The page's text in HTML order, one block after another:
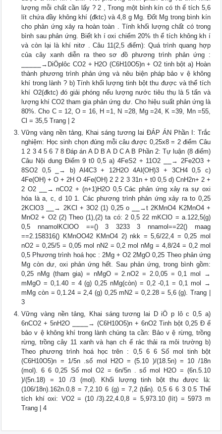
lượng mỗi chất cần lấy ? 2 , Trong một bình kín có th ể tích 5,6
lít chứa đầy không khí (đktc) và 4,8 g Mg. Đốt Mg trong bình kín
cho phản ứng xảy ra hoàn toàn . Tính khối lượng chất có trong
bình sau phản ứng. Biết kh í oxi chiếm 20% th ể tích không kh í
và còn lại là khí nitơ . Câu 11(2,5 điểm): Quá trình quang hợp
của cây xanh diễn ra theo sơ đồ phương trình phản ứng :
⎯⎯⎯⎯⎯→DiÖplôc CO2 + H2O (C6H10O5)n + O2 tinh bột a) Hoàn
thành phương trình phản ứng và nêu biện pháp bảo v ệ không
khí trong lành ? b) Tính khối lượng tinh bột thu được và thể tích
khí O2(đktc) đó giải phóng nếu lượng nước tiêu thụ là 5 tấn và
lượng khí CO2 tham gia phản ứng dư. Cho hiệu suất phản ứng là
80%. Cho C = 12, O = 16, H =1, N =28, Mg =24, K =39, Mn =55,
Cl = 35,5 Trang | 2
Vững vàng nền tảng, Khai sáng tương lai ĐÁP ÁN Phần I: Trắc
nghiệm: Học sinh chọn đúng mỗi câu được 0,25x8 = 2 điểm Câu
1 2 3 4 5 6 7 8 Đáp án A D B A D C A B Phần 2: Tự luận (8 điểm)
Câu Nội dung Điểm 9 t0 0,5 a) 4FeS2 + 11O2 ⎯⎯→ 2Fe2O3 +
8SO2 0,5 ⎯→ b) Al4C3 + 12H2O 4Al(OH)3 + 3CH4 0,5 c)
4Fe(OH) + O + 2H O 4Fe(OH) 2 2 2 3 31n + t0 0,5 d) CnH2n+ 2 +
2 O2 ⎯⎯→ nCO2 + (n+1)H2O 0,5 Các phản ứng xảy ra sự oxi
hóa là a, c, d 10 1. Các phương trình phản ứng xảy ra to 0,25
2KClO3 ⎯⎯→ 2KCl + 3O2 (1) 0,25 o ⎯⎯→t 2KMnO4 K2MnO4 +
MnO2 + O2 (2) Theo (1),(2) ta có: 2 0,5 22 mKClO = a.122,5(g)
0,5 nnamolKClOO ==() 3 3233 3 nnamol==22() maag
==2.158316() KMnOO42 KMnO4 2) nkk = 5,6/22,4 = 0,25 mol
nO2 = 0,25/5 = 0,05 mol nN2 = 0,2 mol nMg = 4,8/24 = 0,2 mol
0,5 Phương trình hoá học : 2Mg + O2 2MgO 0,25 Theo phản ứng
Mg còn dư, oxi phản ứng hết. Sau phản ứng, trong bình gồm:
0,25 nMg (tham gia) = nMgO = 2.nO2 = 2.0,05 = 0,1 mol →
mMgO = 0,1.40 = 4 (g) 0,25 nMg(còn) = 0,2 -0,1 = 0,1 mol →
mMg còn = 0,1.24 = 2,4 (g) 0,25 mN2 = 0,2.28 = 5,6 (g). Trang |
3
Vững vàng nền tảng, Khai sáng tương lai D iÖ p lô c 0,5 a)
6nCO2 + 5nH2O ⎯⎯⎯⎯→ (C6H10O5)n + 6nO2 Tinh bột 0,25 Đ ể
bảo v ệ không khí trong lành chúng ta cần: Bảo v ệ rừng, trồng
rừng, trồng cây 11 xanh và hạn ch ế rác thải ra môi trường b)
Theo phương trình hoá học trên : 0,5 6 6 Số mol tinh bột
(C6H10O5)n = 1/5n .số mol H2O = (5.10 )/(18.5n) = 10 /18n
(mol). 6 6 0,25 Số mol O2 = 6n/5n . số mol H2O = (6n.5.10
)/(5n.18) = 10 /3 (mol). Khối lượng tinh bột thu được là:
(106/18n).162n.0,8 = 7,2.10 6 (g) = 7,2 (tấn). 0,5 6 6 3 0.5 Thể
tích khí oxi: VO2 = (10 /3).22,4.0,8 = 5,973.10 (lít) = 5973 m
Trang | 4